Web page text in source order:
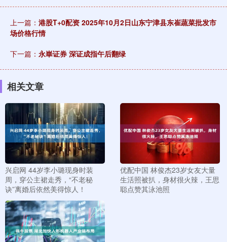
上一篇： 港股T+0配资 2025年10月2日山东宁津县东崔蔬菜批发市
场价格行情
下一篇： 永崋证券 深证成指午后翻绿
相关文章
兴启网 44岁李小璐现身时装
周，穿公主裙走秀，“不老秘
诀”离婚后依然美得惊人！
优配中国 林俊杰23岁女友大量
生活照被扒，身材很火辣，王思
聪点赞其泳池照